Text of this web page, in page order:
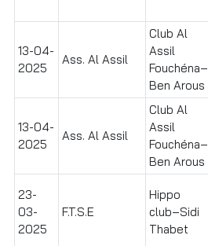
13-04-
2025
Ass. Al Assil
Club Al
Assil
Fouchéna–
Ben Arous
13-04-
2025
Ass. Al Assil
Club Al
Assil
Fouchéna–
Ben Arous
23-
03-
2025
F.T.S.E
Hippo
club–Sidi
Thabet